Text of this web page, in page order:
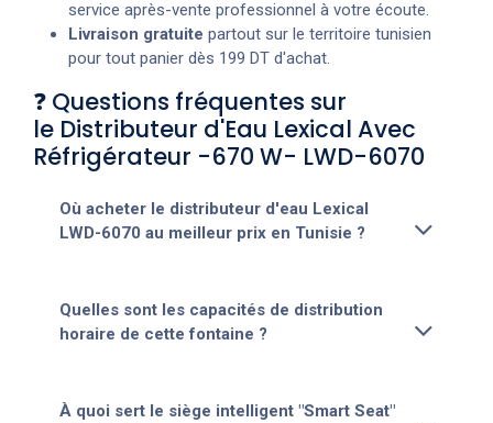
service après-vente professionnel à votre écoute.
Livraison gratuite partout sur le territoire tunisien
pour tout panier dès 199 DT d'achat.
❓ Questions fréquentes sur
le Distributeur d'Eau Lexical Avec
Réfrigérateur -670 W- LWD-6070
Où acheter le distributeur d'eau Lexical
LWD-6070 au meilleur prix en Tunisie ?
Quelles sont les capacités de distribution
horaire de cette fontaine ?
À quoi sert le siège intelligent "Smart Seat"